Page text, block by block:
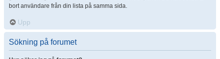
bort användare från din lista på samma sida.
Upp
Sökning på forumet